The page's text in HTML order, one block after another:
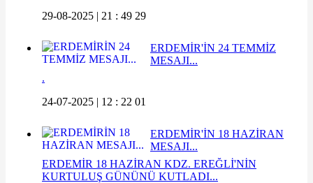
29-08-2025 | 21 : 49 29
ERDEMİR'İN 24 TEMMİZ
MESAJI...
.
24-07-2025 | 12 : 22 01
ERDEMİR'İN 18 HAZİRAN
MESAJI...
ERDEMİR 18 HAZİRAN KDZ. EREĞLİ'NİN
KURTULUŞ GÜNÜNÜ KUTLADI...